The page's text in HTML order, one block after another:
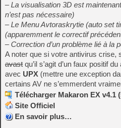
– La visualisation 3D est
n’est pas nécessaire)
– Le Menu Avtoraskrytie (auto set
(apparemment le correctif
– Correction d’un problème lié à la
A noter que si votre antivirus crise,
avast qu’il s’agit d’un faux positif
avec UPX (mettre une exception
certains AV ne s’emmerdent
Télécharger Makaron EX v4.1
Site Officiel
En savoir plus…